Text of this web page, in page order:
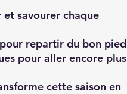
et savourer chaque
pour repartir du bon pied
pour aller encore plus
cette saison en